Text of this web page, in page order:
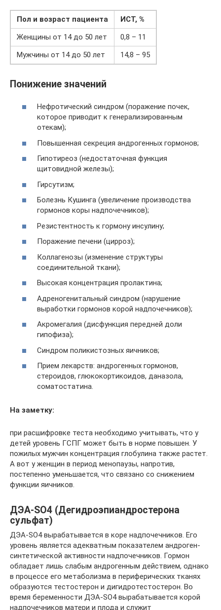
Пол и возраст пациента
ИСТ, %
Женщины от 14 до 50 лет
0,8 – 11
Мужчины от 14 до 50 лет
14,8 – 95
Понижение значений
Нефротический синдром (поражение почек,
которое приводит к генерализированным
отекам);
Повышенная секреция андрогенных гормонов;
Гипотиреоз (недостаточная функция
щитовидной железы);
Гирсутизм;
Болезнь Кушинга (увеличение производства
гормонов коры надпочечников);
Резистентность к гормону инсулину;
Поражение печени (цирроз);
Коллагенозы (изменение структуры
соединительной ткани);
Высокая концентрация пролактина;
Адреногенитальный синдром (нарушение
выработки гормонов корой надпочечников);
Акромегалия (дисфункция передней доли
гипофиза);
Синдром поликистозных яичников;
Прием лекарств: андрогенных гормонов,
стероидов, глюкокортикоидов, даназола,
соматостатина.
На заметку:
при расшифровке теста необходимо учитывать, что у
детей уровень ГСПГ может быть в норме повышен. У
пожилых мужчин концентрация глобулина также растет.
А вот у женщин в период менопаузы, напротив,
постепенно уменьшается, что связано со снижением
функции яичников.
ДЭА-SO4 (Дегидроэпиандростерона
сульфат)
ДЭА-SO4 вырабатывается в коре надпочечников. Его
уровень является адекватным показателем андроген-
синтетической активности надпочечников. Гормон
обладает лишь слабым андрогенным действием, однако
в процессе его метаболизма в периферических тканях
образуются тестостерон и дигидротестостерон. Во
время беременности ДЭА-SO4 вырабатывается корой
надпочечников матери и плода и служит